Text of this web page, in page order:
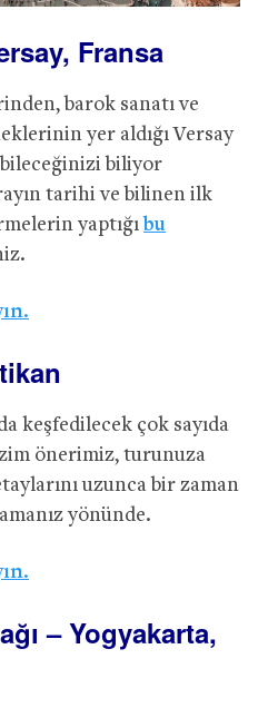
Fransa
barok sanatı ve
yer aldığı Versay
biliyor
tarihi ve bilinen ilk
yaptığı bu
keşfedilecek çok sayıda
önerimiz, turunuza
uzunca bir zaman
yönünde.
– Yogyakarta,